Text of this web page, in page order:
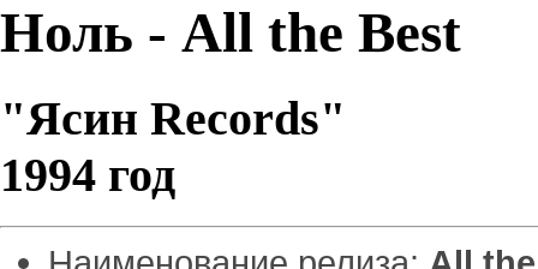
Ноль - All the Best
"Ясин Records"
1994 год